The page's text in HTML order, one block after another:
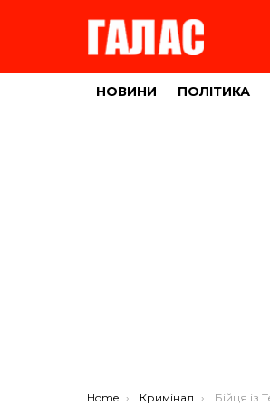
НОВИНИ ПОЛІТИКА
You are here:
Home Кримінал Бійця із